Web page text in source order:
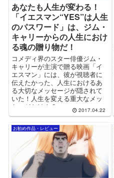
あなたも人生が変わる！
「イエスマン“YES”は人生
のパスワード」は、ジム・
キャリーからの人生におけ
る魂の贈り物だ！
コメディ界のスター俳優ジム・
キャリーが主演で贈る映画「イ
エスマン」には、彼が視聴者に
伝えたかった、人生におけるあ
る大切なメッセージが隠されて
いた！人生を変える重大なメッ
セージとは！？
2017.04.22
お勧め作品・レビュー